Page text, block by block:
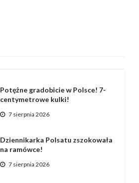
Potężne gradobicie w Polsce! 7-
centymetrowe kulki!
7 sierpnia 2026
Dziennikarka Polsatu zszokowała
na ramówce!
7 sierpnia 2026